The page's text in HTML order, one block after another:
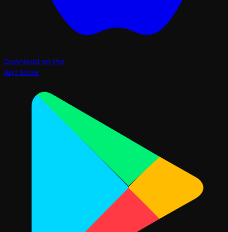
Download on the
App Store